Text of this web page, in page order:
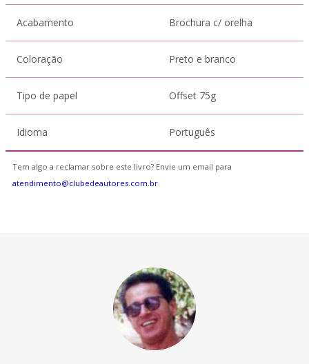
Acabamento Brochura c/ orelha
Coloração Preto e branco
Tipo de papel Offset 75g
Idioma Português
Tem algo a reclamar sobre este livro? Envie um email para
atendimento@clubedeautores.com.br